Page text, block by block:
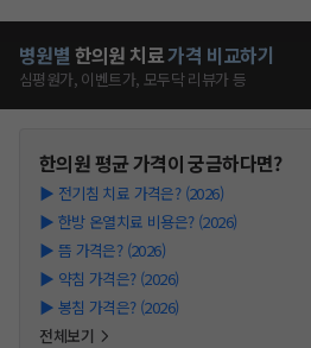
병원별 한의원 치료가격 비교하기
심평원가, 이벤트가, 모두닥 리뷰가 등
한의원평균 가격이 궁금하다면?
▶ 전기침 치료 가격은? (2026)
▶ 한방 온열치료 비용은? (2026)
▶ 뜸 가격은? (2026)
▶ 약침 가격은? (2026)
▶ 봉침 가격은? (2026)
전체보기